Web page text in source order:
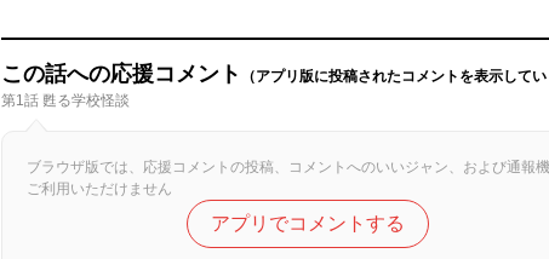
この話への応援コメント
（アプリ版に投稿されたコメントを表示して
第1話 甦る学校怪談
ブラウザ版では、応援コメントの投稿、コメントへのいいジャン、および通報
ご利用いただけません
アプリでコメントする